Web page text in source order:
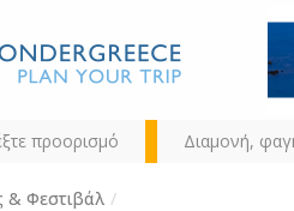
προορισμό Διαμονή,
& Φεστιβάλ /